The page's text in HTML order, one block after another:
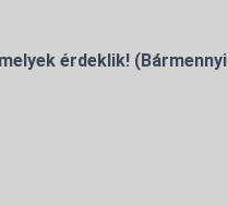
érdeklik! (Bármennyi